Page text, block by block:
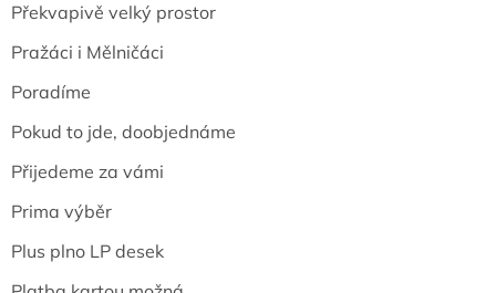
Překvapivě velký prostor
Pražáci i Mělničáci
Poradíme
Pokud to jde, doobjednáme
Přijedeme za vámi
Prima výběr
Plus plno LP desek